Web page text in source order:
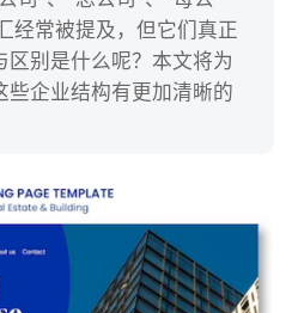
经常被提及，但它们真正
区别是什么呢？本文将为
些企业结构有更加清晰的